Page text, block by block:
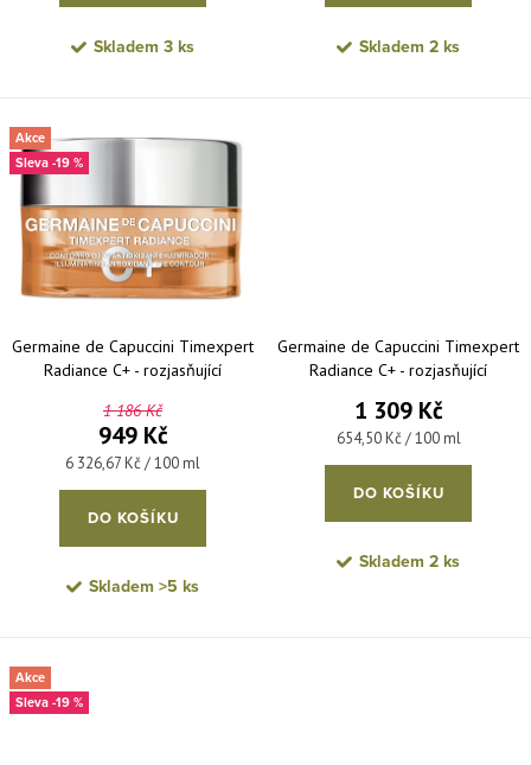
Skladem 3 ks Skladem 2 ks
Akce
-19 %
Germaine de Capuccini Timexpert
Radiance C+ - rozjasňující
ml
1 186 Kč
949 Kč
Měrná cena:
6 326,67 Kč / 100 ml
DO KOŠÍKU
Skladem >5 ks
Germaine de Capuccini Timexpert
Radiance C+ - rozjasňující
1 309 Kč
Měrná cena:
654,50 Kč / 100 ml
DO KOŠÍKU
Skladem 2 ks
Akce
-19 %